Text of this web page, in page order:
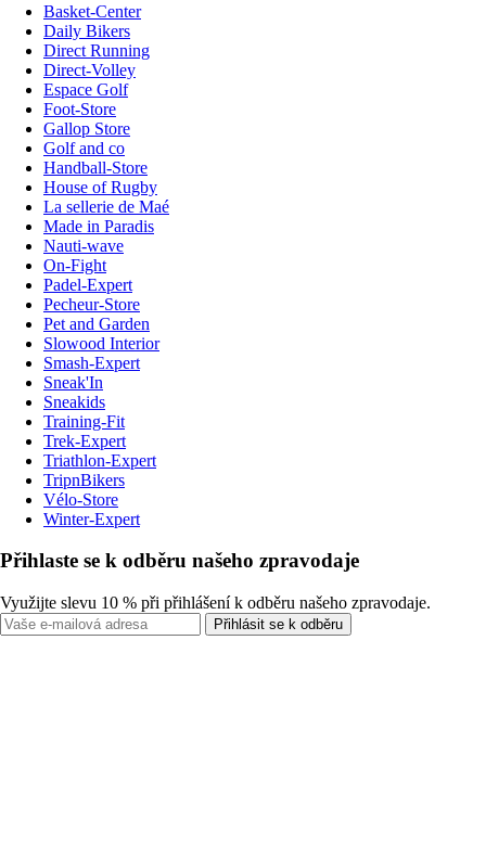
Basket-Center
Daily Bikers
Direct Running
Direct-Volley
Espace Golf
Foot-Store
Gallop Store
Golf and co
Handball-Store
House of Rugby
La sellerie de Maé
Made in Paradis
Nauti-wave
On-Fight
Padel-Expert
Pecheur-Store
Pet and Garden
Slowood Interior
Smash-Expert
Sneak'In
Sneakids
Training-Fit
Trek-Expert
Triathlon-Expert
TripnBikers
Vélo-Store
Winter-Expert
Přihlaste se k odběru našeho zpravodaje
Využijte slevu 10 % při přihlášení k odběru našeho zpravodaje.
Přihlásit se k odběru